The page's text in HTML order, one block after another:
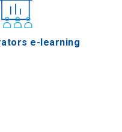
e-learning